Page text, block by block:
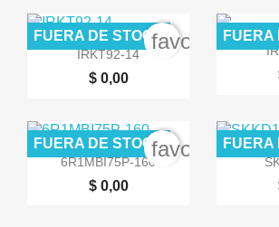
 Vista rápida
IRKT92-14
$ 0,00
FUERA DE STOCK 
FUERA
 Vista rápida
6R1MBI75P-160
$ 0,00
FUERA DE STOCK

FUERA